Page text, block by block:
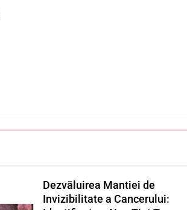
Dezvăluirea Mantiei de
Invizibilitate a Cancerului: